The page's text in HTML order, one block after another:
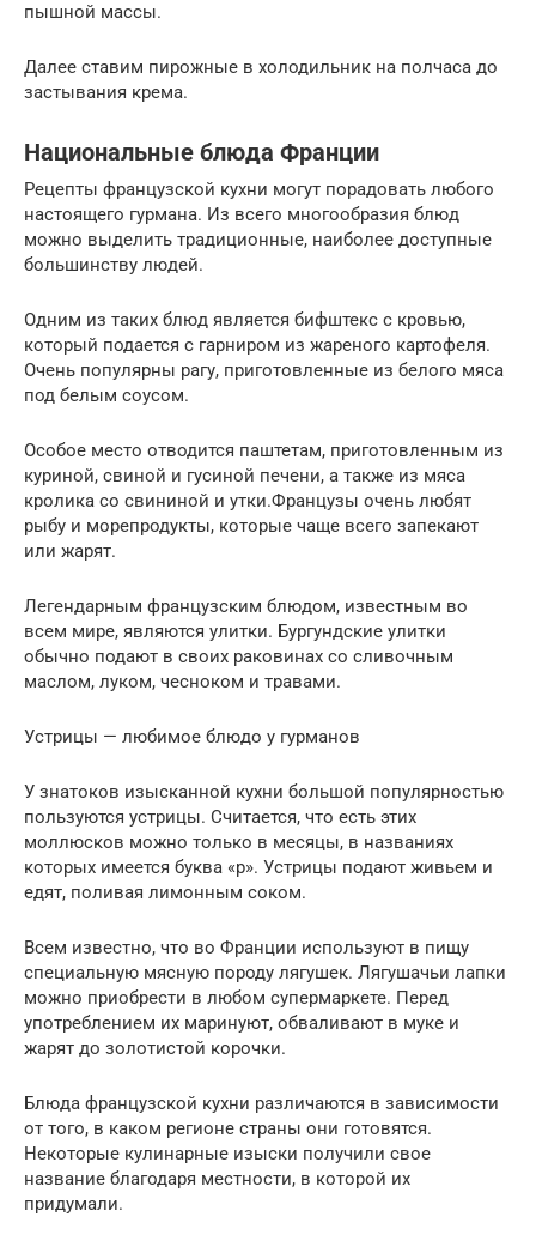
пышной массы.
Далее ставим пирожные в холодильник на полчаса до
застывания крема.
Национальные блюда Франции
Рецепты французской кухни могут порадовать любого
настоящего гурмана. Из всего многообразия блюд
можно выделить традиционные, наиболее доступные
большинству людей.
Одним из таких блюд является бифштекс с кровью,
который подается с гарниром из жареного картофеля.
Очень популярны рагу, приготовленные из белого мяса
под белым соусом.
Особое место отводится паштетам, приготовленным из
куриной, свиной и гусиной печени, а также из мяса
кролика со свининой и утки.Французы очень любят
рыбу и морепродукты, которые чаще всего запекают
или жарят.
Легендарным французским блюдом, известным во
всем мире, являются улитки. Бургундские улитки
обычно подают в своих раковинах со сливочным
маслом, луком, чесноком и травами.
Устрицы — любимое блюдо у гурманов
У знатоков изысканной кухни большой популярностью
пользуются устрицы. Считается, что есть этих
моллюсков можно только в месяцы, в названиях
которых имеется буква «р». Устрицы подают живьем и
едят, поливая лимонным соком.
Всем известно, что во Франции используют в пищу
специальную мясную породу лягушек. Лягушачьи лапки
можно приобрести в любом супермаркете. Перед
употреблением их маринуют, обваливают в муке и
жарят до золотистой корочки.
Блюда французской кухни различаются в зависимости
от того, в каком регионе страны они готовятся.
Некоторые кулинарные изыски получили свое
название благодаря местности, в которой их
придумали.